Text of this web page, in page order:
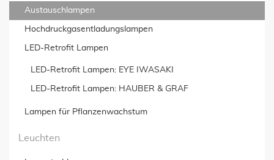
Austauschlampen
Hochdruckgas­entladungslampen
LED-Retrofit Lampen
LED-Retrofit Lampen: EYE IWASAKI
LED-Retrofit Lampen: HAUBER & GRAF
Lampen für Pflanzenwachstum
Leuchten